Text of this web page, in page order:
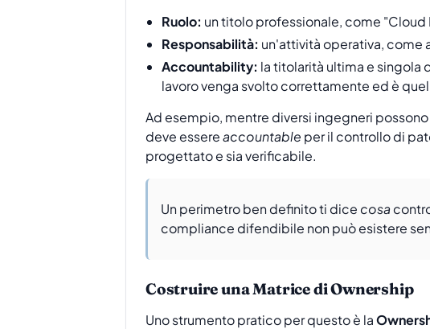
Ruolo: un titolo professionale, come
Responsabilità: un'attività operativa, come
Accountability: la titolarità ultima e singola
lavoro venga svolto correttamente ed è
Ad esempio, mentre diversi ingegneri possono
deve essereaccountable per il controllo di
progettato e sia verificabile.
Un perimetro ben definito ti dice cosa
compliance difendibile non può esistere
Costruire una Matrice di Ownership
Uno strumento pratico per questo è la